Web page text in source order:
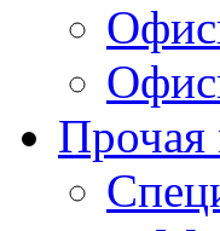
Прочая